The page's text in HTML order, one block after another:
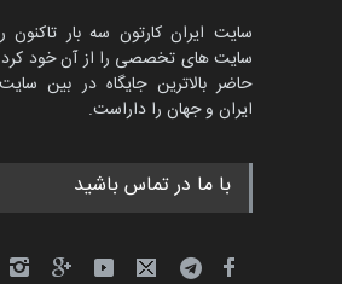
سایت ایران کارتون سه بار تاکنون
سایت های تخصصی را از آن خود
حاضر بالاترین جایگاه در بین
ایران و جهان را داراست.
با ما در تماس باشید